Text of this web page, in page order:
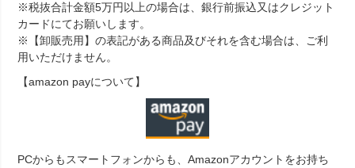
※税抜合計金額5万円以上の場合は、銀行前振込又はクレジット
カードにてお願いします。
※【卸販売用】の表記がある商品及びそれを含む場合は、ご利
用いただけません。
【amazon payについて】
PCからもスマートフォンからも、Amazonアカウントをお持ち